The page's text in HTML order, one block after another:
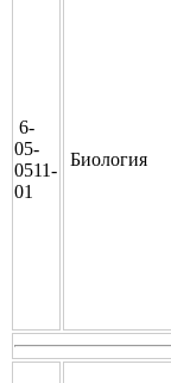
6-
05-
0511-
01
Биология